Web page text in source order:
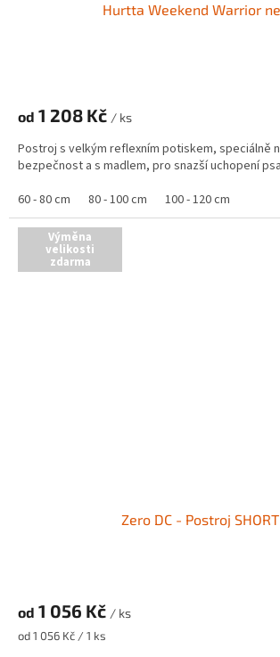
Hurtta Weekend Warrior
od 1 208 Kč / ks
Postroj s velkým reflexním potiskem, speciálně
bezpečnost a s madlem, pro snazší uchopení
60 - 80 cm
80 - 100 cm 100 - 120 cm
Výměna
velikosti
zdarma
Zero DC - Postroj SHORT
od 1 056 Kč / ks
Měrná
od 1 056 Kč / 1 ks